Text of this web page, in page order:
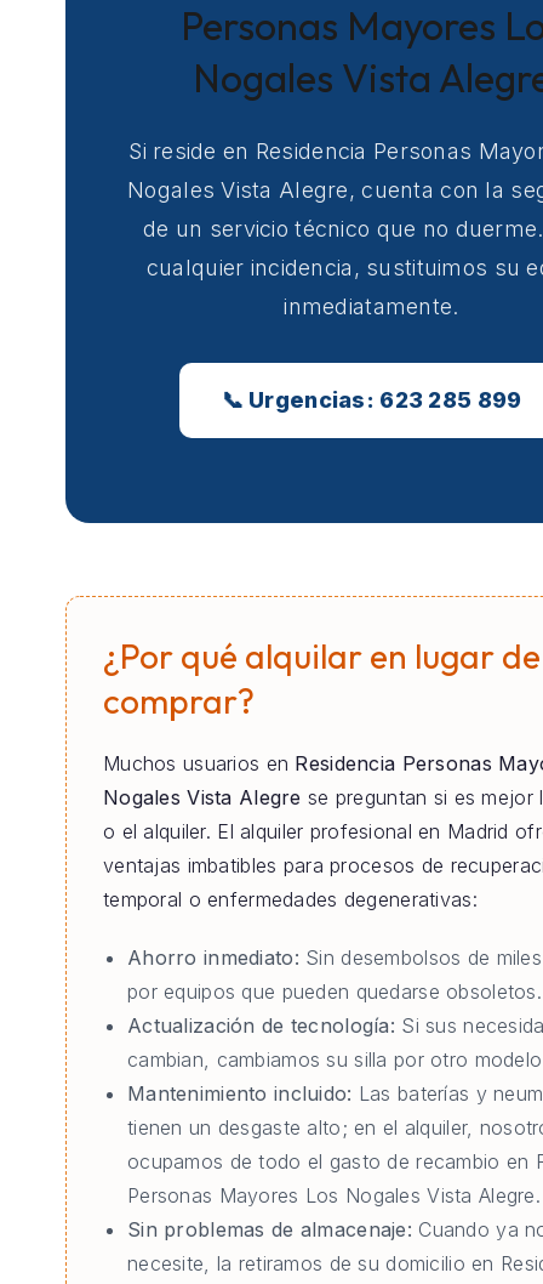
Personas Mayores
Nogales Vista
Si reside en Residencia Personas
Nogales Vista Alegre, cuenta con la
de un servicio técnico que no
cualquier incidencia, sustituimos su
inmediatamente.
📞 Urgencias: 623 285 899
¿Por qué alquilar en lugar de
comprar?
Muchos usuarios en Residencia Personas
Nogales Vista Alegre se preguntan si es mejor
o el alquiler. El alquiler profesional en Madrid
ventajas imbatibles para procesos de
temporal o enfermedades degenerativas:
Ahorro inmediato: Sin desembolsos de
por equipos que pueden quedarse obsoletos.
Actualización de tecnología: Si sus
cambian, cambiamos su silla por otro
Mantenimiento incluido: Las baterías y
tienen un desgaste alto; en el alquiler,
ocupamos de todo el gasto de recambio en
Personas Mayores Los Nogales Vista Alegre.
Sin problemas de almacenaje: Cuando ya
necesite, la retiramos de su domicilio en